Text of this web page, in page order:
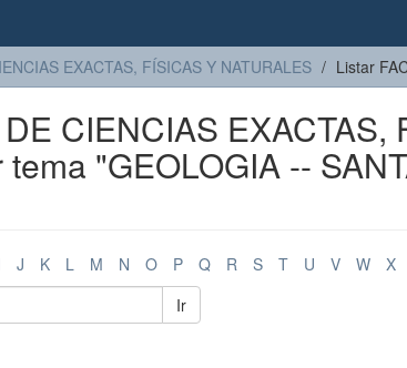
EXACTAS, FÍSICAS Y NATURALES Listar
CIENCIAS EXACTAS,
"GEOLOGIA --
J K L M N O P Q R S T U V W X
Ir